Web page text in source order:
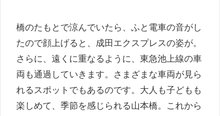
橋のたもとで涼んでいたら、ふと電車の音がし
たので顔上げると、成田エクスプレスの姿が。
さらに、遠くに重なるように、東急池上線の車
両も通過していきます。さまざまな車両が見ら
れるスポットでもあるのです。大人も子どもも
楽しめて、季節を感じられる山本橋。これから